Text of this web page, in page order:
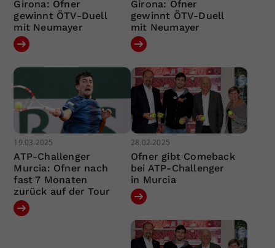
Girona: Ofner
gewinnt ÖTV-Duell
mit Neumayer
Girona: Ofner
gewinnt ÖTV-Duell
mit Neumayer
19.03.2025
ATP-Challenger
Murcia: Ofner nach
fast 7 Monaten
zurück auf der Tour
28.02.2025
Ofner gibt Comeback
bei ATP-Challenger
in Murcia